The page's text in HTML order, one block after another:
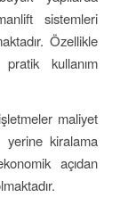
sistemleri
Özellikle
kullanım
maliyet
yerine kiralama
açıdan